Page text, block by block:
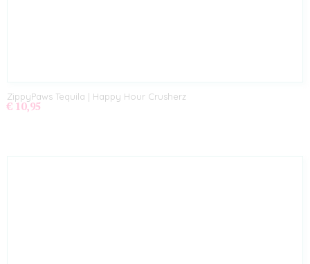
ZippyPaws Tequila | Happy Hour Crusherz
€ 10,95